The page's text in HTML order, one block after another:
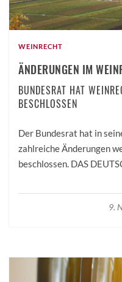
WEINRECHT
ÄNDERUNGEN IM
BUNDESRAT HAT
BESCHLOSSEN
Der Bundesrat hat in
zahlreiche Änderungen
beschlossen. DAS
9.